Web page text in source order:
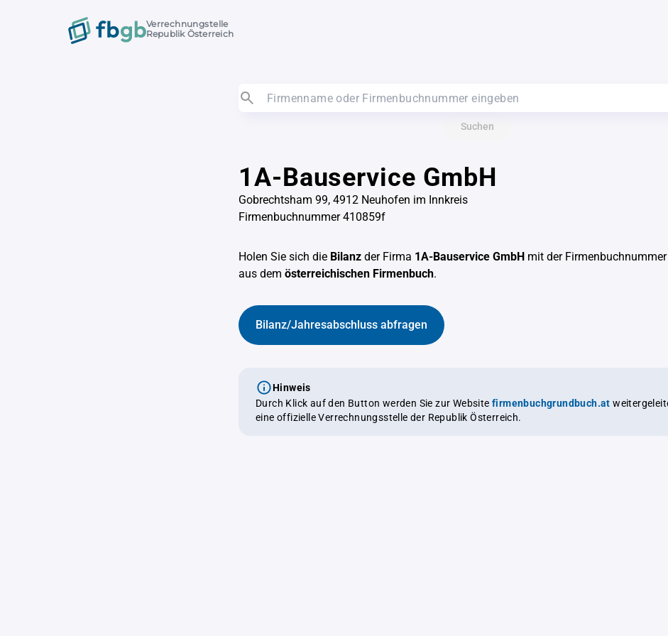
Verrechnungstelle
Republik Österreich
Suchen
1A-Bauservice GmbH
Gobrechtsham 99, 4912 Neuhofen im Innkreis
Firmenbuchnummer 410859f
Holen Sie sich die Bilanz der Firma 1A-Bauservice GmbH mit der Firmenbuchnummer
aus dem österreichischen Firmenbuch.
Bilanz/Jahresabschluss abfragen
Hinweis
Durch Klick auf den Button werden Sie zur Website firmenbuchgrundbuch.at weitergeleitet,
eine offizielle Verrechnungsstelle der Republik Österreich.